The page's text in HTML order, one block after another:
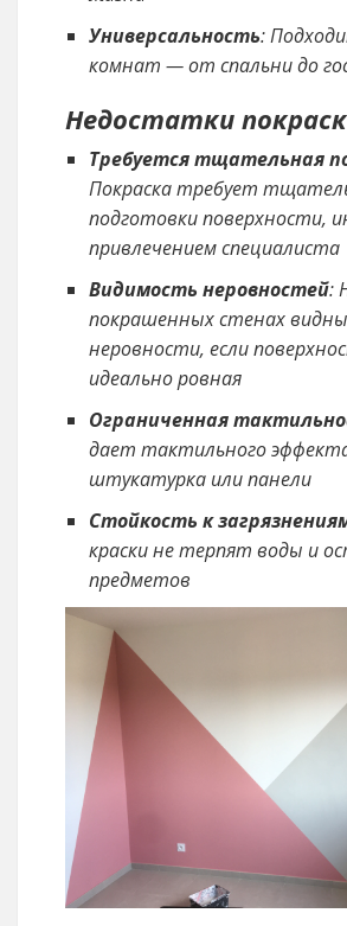
Универсальность:
комнат — от спальни до
Недостатки
Требуется тщательная
Покраска требует
подготовки поверхности,
привлечением специалиста
Видимость неровностей:
покрашенных стенах видны
неровности, если
идеально ровная
Ограниченная
дает тактильного
штукатурка или панели
Стойкость к
краски не терпят воды и
предметов